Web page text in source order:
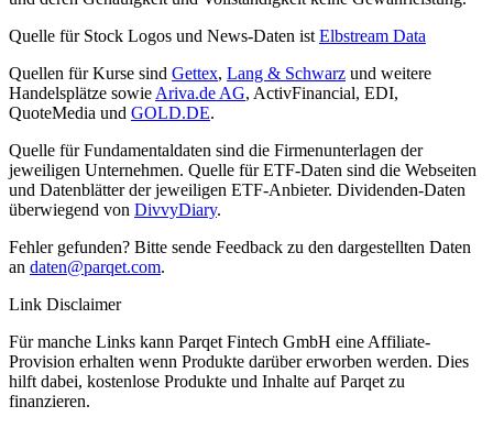
Quelle für Stock Logos und News-Daten istElbstream Data
Quellen für Kurse sind Gettex, Lang & Schwarz und weitere
Handelsplätze sowieAriva.de AG, ActivFinancial, EDI,
QuoteMedia und GOLD.DE.
Quelle für Fundamentaldaten sind die Firmenunterlagen der
jeweiligen Unternehmen. Quelle für ETF-Daten sind die Webseiten
und Datenblätter der jeweiligen ETF-Anbieter. Dividenden-Daten
überwiegend von DivvyDiary.
Fehler gefunden? Bitte sende Feedback zu den dargestellten Daten
an daten@parqet.com.
Link Disclaimer
Für manche Links kann Parqet Fintech GmbH eine Affiliate-
Provision erhalten wenn Produkte darüber erworben werden. Dies
hilft dabei, kostenlose Produkte und Inhalte auf Parqet zu
finanzieren.